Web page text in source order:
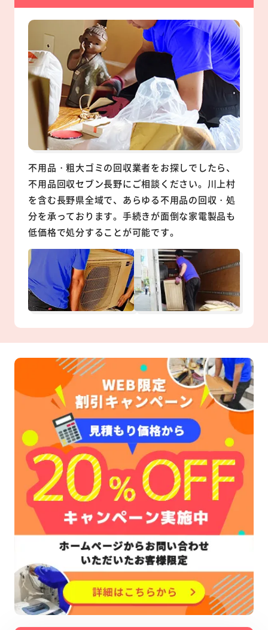
不用品・粗大ゴミの回収業者をお探しでしたら、
不用品回収セブン長野にご相談ください。川上村
を含む長野県全域で、あらゆる不用品の回収・処
分を承っております。手続きが面倒な家電製品も
低価格で処分することが可能です。